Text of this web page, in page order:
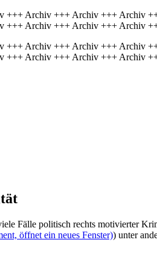
Archiv +++ Archiv +++ Archiv
+++ Archiv +++ Archiv +++ Archiv
Archiv +++ Archiv +++ Archiv
+++ Archiv +++ Archiv +++ Archiv
Fälle politisch rechts motivierter
öffnet ein neues Fenster)) unter